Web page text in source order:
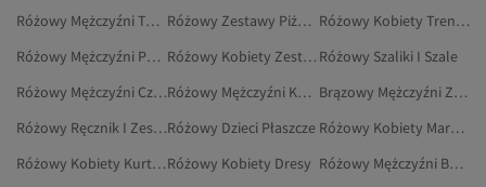
Różowy Mężczyźni Torebki Na Ramię
Różowy Zestawy Piżamowe
Różowy Kobiety Trencze
Różowy Mężczyźni Podkoszulki I Body
Różowy Kobiety Zestawy Bielizny Różowy Szaliki I Szale
Różowy Mężczyźni Czapki
Różowy Mężczyźni Kapcie
Brązowy Mężczyźni Zestawy Dresowe
Różowy Ręcznik I Zestaw RęcznikówRóżowy Dzieci Płaszcze
Różowy Kobiety Marynarki I Kamizelki
Różowy Kobiety Kurtki ZimoweRóżowy Kobiety Dresy
Różowy Mężczyźni Buty Outdoorowe